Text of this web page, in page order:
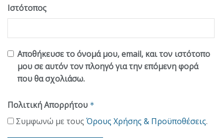
Ιστότοπος
Αποθήκευσε το όνομά μου, email, και τον ιστότοπο
μου σε αυτόν τον πλοηγό για την επόμενη φορά
που θα σχολιάσω.
Πολιτική Απορρήτου *
Συμφωνώ με τους Όρους Χρήσης & Προϋποθέσεις.